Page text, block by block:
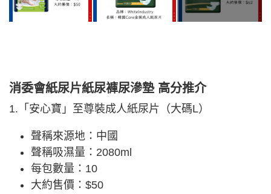
消委會紙尿片紙尿褲尿滲墊 高分推介
1.「安心寶」至尊裝成人紙尿片（大碼L）
聲稱來源地：中國
聲稱吸濕量：2080ml
每包數量：10
大約售價：$50